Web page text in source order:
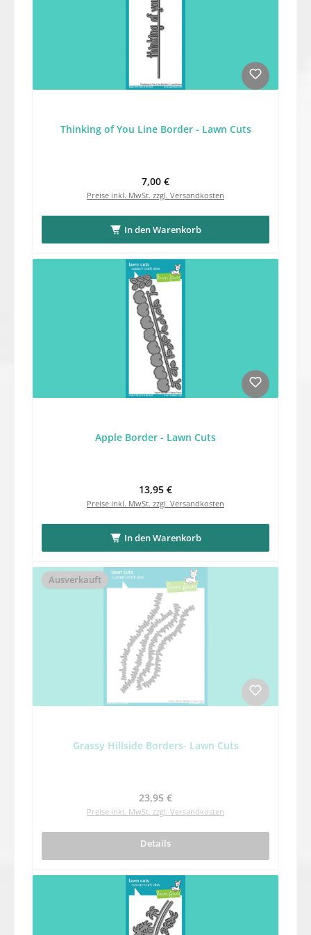
Thinking of You Line Border - Lawn Cuts
Regulärer Preis:
7,00 €
Preise inkl. MwSt. zzgl. Versandkosten
In den Warenkorb
Apple Border - Lawn Cuts
Regulärer Preis:
13,95 €
Preise inkl. MwSt. zzgl. Versandkosten
In den Warenkorb
Ausverkauft
Grassy Hillside Borders- Lawn Cuts
Regulärer Preis:
23,95 €
Preise inkl. MwSt. zzgl. Versandkosten
Details